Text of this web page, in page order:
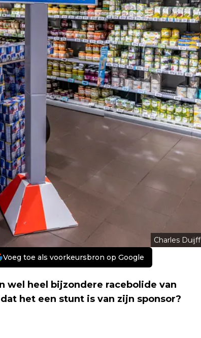
Charles Duijff
Voeg toe als voorkeursbron op Google
wel heel bijzondere racebolide van
het een stunt is van zijn sponsor?